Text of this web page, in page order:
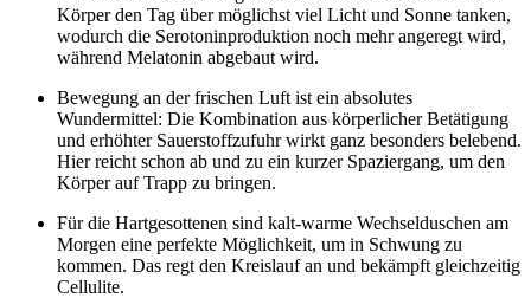
Körper den Tag über möglichst viel Licht und Sonne tanken,
wodurch die Serotoninproduktion noch mehr angeregt wird,
während Melatonin abgebaut wird.
Bewegung an der frischen Luft ist ein absolutes
Wundermittel: Die Kombination aus körperlicher Betätigung
und erhöhter Sauerstoffzufuhr wirkt ganz besonders belebend.
Hier reicht schon ab und zu ein kurzer Spaziergang, um den
Körper auf Trapp zu bringen.
Für die Hartgesottenen sind kalt-warme Wechselduschen am
Morgen eine perfekte Möglichkeit, um in Schwung zu
kommen. Das regt den Kreislauf an und bekämpft gleichzeitig
Cellulite.